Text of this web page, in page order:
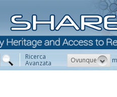
Ricerca
Avanzata Ovunque